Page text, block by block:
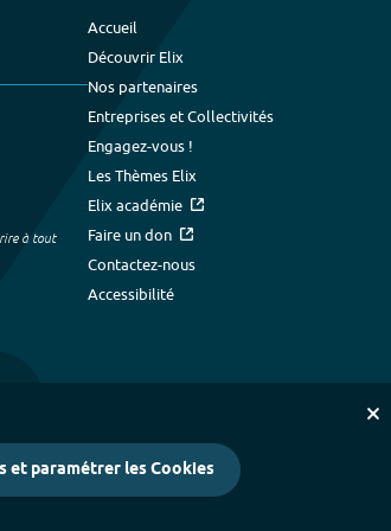
à tout
Accueil
Découvrir Elix
Nos partenaires
Entreprises et Collectivités
Engagez-vous !
Les Thèmes Elix
Elix académie
Faire un don
Contactez-nous
Accessibilité
et paramétrer les Cookies